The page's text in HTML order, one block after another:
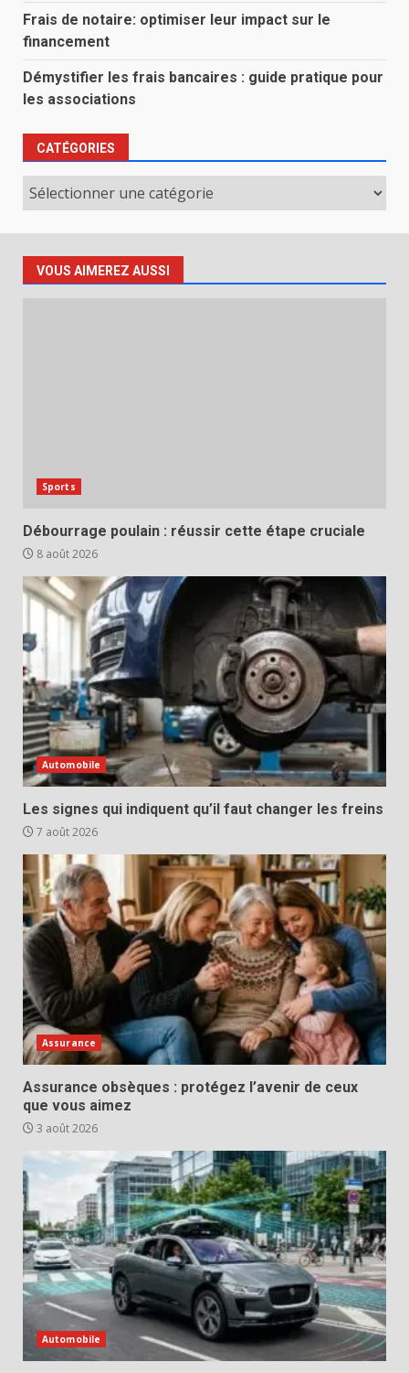
Frais de notaire: optimiser leur impact sur le
financement
Démystifier les frais bancaires : guide pratique pour
les associations
CATÉGORIES
Catégories
VOUS AIMEREZ AUSSI
Sports
Débourrage poulain : réussir cette étape cruciale
8 août 2026
Automobile
Les signes qui indiquent qu’il faut changer les freins
7 août 2026
Assurance
Assurance obsèques : protégez l’avenir de ceux
que vous aimez
3 août 2026
Automobile